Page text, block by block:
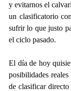
y evitarnos el
un clasificatorio
sufrir lo que justo
el ciclo pasado.
El día de hoy
posibilidades
de clasificar